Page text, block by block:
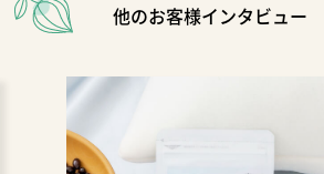
他のお客様インタビュー